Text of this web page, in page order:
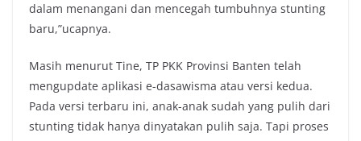
dalam menangani dan mencegah tumbuhnya stunting
baru,”ucapnya.
Masih menurut Tine, TP PKK Provinsi Banten telah
mengupdate aplikasi e-dasawisma atau versi kedua.
Pada versi terbaru ini, anak-anak sudah yang pulih dari
stunting tidak hanya dinyatakan pulih saja. Tapi proses